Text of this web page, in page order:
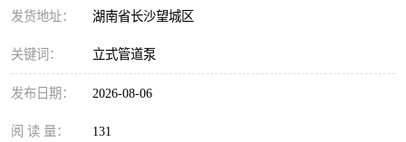
发货地址： 湖南省长沙望城区
关键词： 立式管道泵
发布日期： 2026-08-06
阅 读 量： 131